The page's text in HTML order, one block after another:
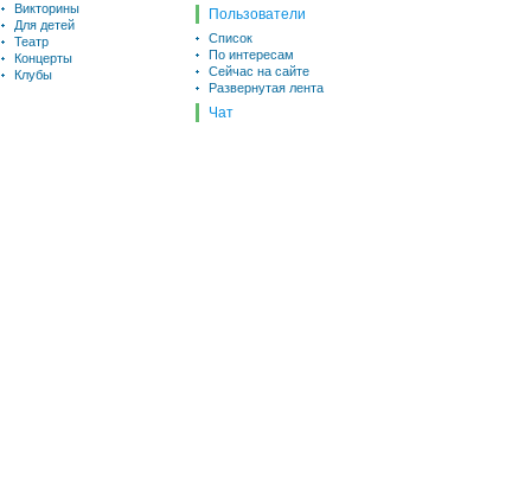
Викторины
Для детей
Театр
Концерты
Клубы
Пользователи
Список
По интересам
Сейчас на сайте
Развернутая лента
Чат